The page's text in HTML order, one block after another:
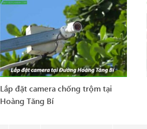
Lắp đặt camera chống trộm tại
Hoàng Tăng Bí